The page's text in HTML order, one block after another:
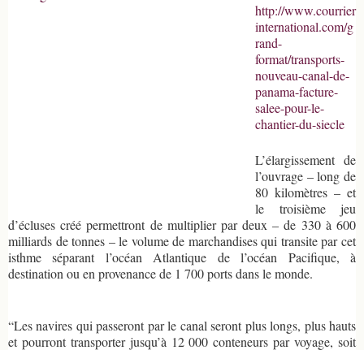
http://www.courrier
international.com/g
rand-
format/transports-
nouveau-canal-de-
panama-facture-
salee-pour-le-
chantier-du-siecle
L’élargissement de
l’ouvrage – long de
80 kilomètres – et
le troisième jeu
d’écluses créé permettront de multiplier par deux – de 330 à 600
milliards de tonnes – le volume de marchandises qui transite par cet
isthme séparant l’océan Atlantique de l’océan Pacifique, à
destination ou en provenance de 1 700 ports dans le monde.
“Les navires qui passeront par le canal seront plus longs, plus hauts
et pourront transporter jusqu’à 12 000 conteneurs par voyage, soit